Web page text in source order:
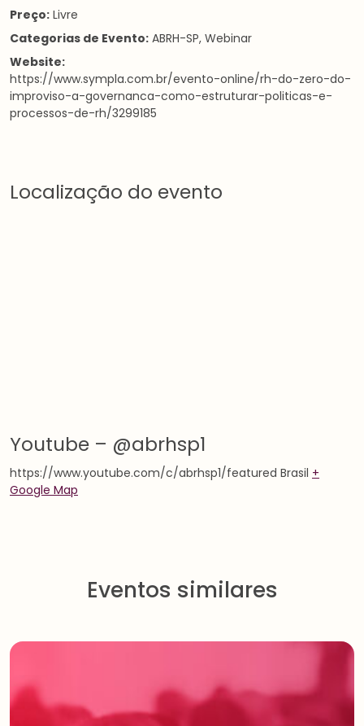
Preço: Livre
Categorias de Evento: ABRH-SP, Webinar
Website:
https://www.sympla.com.br/evento-online/rh-do-zero-do-
improviso-a-governanca-como-estruturar-politicas-e-
processos-de-rh/3299185
Localização do evento
Youtube – @abrhsp1
https://www.youtube.com/c/abrhsp1/featured Brasil +
Google Map
Eventos similares